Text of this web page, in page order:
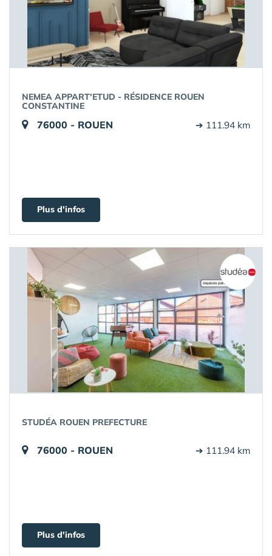
NEMEA APPART'ETUD - RÉSIDENCE ROUEN
CONSTANTINE
76000 - ROUEN ➔ 111.94 km
Plus d'infos
STUDÉA ROUEN PREFECTURE
76000 - ROUEN ➔ 111.94 km
Plus d'infos